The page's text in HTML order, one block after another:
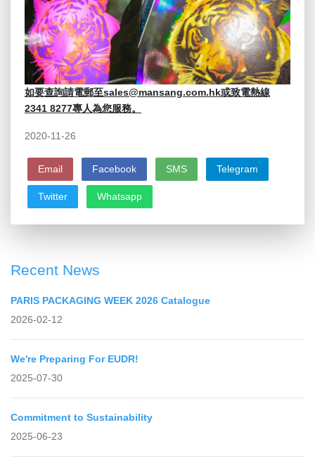
如要查詢請電郵至sales@mansang.com.hk或致電熱線
2341 8277專人為您服務。
2020-11-26
Email Facebook SMS Telegram
Twitter Whatsapp
Recent News
PARIS PACKAGING WEEK 2026 Catalogue
2026-02-12
We're Preparing For EUDR!
2025-07-30
Commitment to Sustainability
2025-06-23